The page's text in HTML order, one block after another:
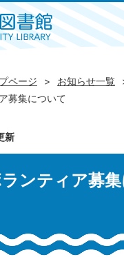
ページ
お知らせ一覧
募集について
新
ランティア募